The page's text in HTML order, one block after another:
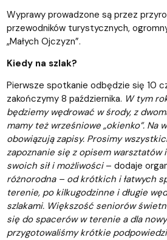
Wyprawy prowadzone są przez
przewodników turystycznych,
„Małych Ojczyzn”.
Kiedy na szlak?
Pierwsze spotkanie odbędzie się 10
zakończymy 8 października. W tym
będziemy wędrować w środy, z
mamy też wrześniowe „okienko”. Na
obowiązują zapisy. Prosimy
zapoznanie się z opisem warsztatów
swoich sił i możliwości– dodaje
różnorodna – od krótkich i łatwych
terenie, po kilkugodzinne i długie
szlakami. Większość seniorów
się do spacerów w terenie a dla
przygotowaliśmy krótkie podpowiedzi